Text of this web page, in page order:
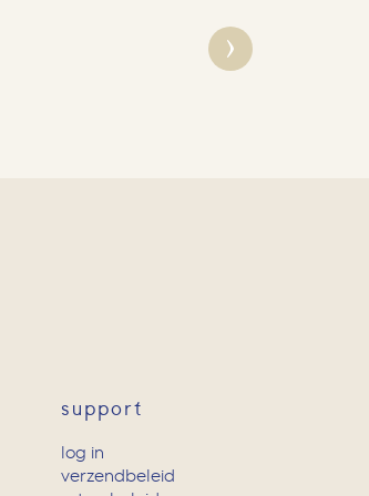
support
log in
verzendbeleid